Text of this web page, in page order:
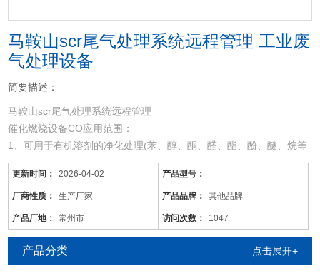
马鞍山scr尾气处理系统远程管理 工业废
气处理设备
简要描述：
马鞍山scr尾气处理系统远程管理
催化燃烧设备CO应用范围：
1、可用于有机溶剂的净化处理(苯、醇、酮、醛、酯、酚、醚、烷等
混合有机废气)。
2、适用于电线、电缆、漆包线、机械、电机、化工、仪表、汽车、
自行车、摩托车、发动机、磁带、塑料、家用电器等行业的有机废气
净化。
3、可用于各种烘道、印铁制罐、表面喷涂。印刷油墨、机电绝缘处
理、皮鞋粘胶等烘干线，净化各工序产生的有机废气。
更新时间： 2026-04-02 产品型号：
厂商性质： 生产厂家 产品品牌： 其他品牌
产品厂地： 常州市 访问次数： 1047
产品分类 点击展开+